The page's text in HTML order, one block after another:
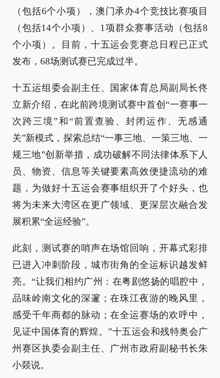
（包括6个小项），澳门承办4个竞技比赛项目
（包括14个小项）、1项群众赛事活动（包括8
个小项）。目前，十五运会竞赛总日程已正式
发布，68场测试赛已完成过半。
十五运组委会副主任、国家体育总局副局长佟
立新介绍，在此前跨境测试赛中首创“一赛事一
次跨三境”和“前置查验、封闭运作、无感通
关”新模式，探索总结“一事三地、一策三地、一
规三地”创新举措，成功破解不同法律体系下人
员、物资、信息等关键要素高效便捷流动的难
题，为做好十五运会赛事组织开了个好头，也
将为未来大湾区在更广领域、更深层次融合发
展积累“全运经验”。
此刻，测试赛的哨声在场馆回响，开幕式彩排
已进入冲刺阶段，城市街角的全运标识越发鲜
亮。“让我们相约广州：在粤剧悠扬的唱腔中，
品味岭南文化的深邃；在珠江夜游的晚风里，
感受千年商都的脉动；在全运赛场的欢呼中，
见证中国体育的辉煌。”十五运会和残特奥会广
州赛区执委会副主任、广州市政府副秘书长朱
小燚说。